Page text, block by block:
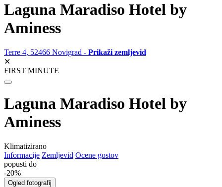
Laguna Maradiso Hotel by
Aminess
Terre 4, 52466 Novigrad - Prikaži zemljevid
✕
FIRST MINUTE
Laguna Maradiso Hotel by
Aminess
Klimatizirano
Informacije Zemljevid Ocene gostov
popusti do
-20%
Ogled fotografij